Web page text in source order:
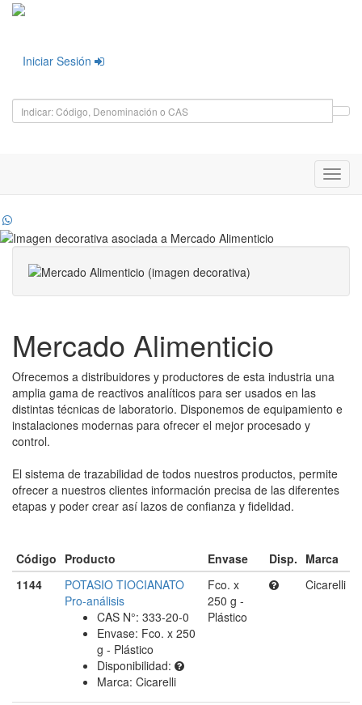
Iniciar Sesión
Mercado Alimenticio
Ofrecemos a distribuidores y productores de esta industria una
amplia gama de reactivos analíticos para ser usados en las
distintas técnicas de laboratorio. Disponemos de equipamiento e
instalaciones modernas para ofrecer el mejor procesado y
control.
El sistema de trazabilidad de todos nuestros productos, permite
ofrecer a nuestros clientes información precisa de las diferentes
etapas y poder crear así lazos de confianza y fidelidad.
Código Producto Envase Disp. Marca
1144
POTASIO TIOCIANATO
Pro-análisis
CAS N°: 333-20-0
Envase: Fco. x 250
g - Plástico
Disponibilidad:
Marca: Cicarelli
Fco. x
250 g -
Plástico
Cicarelli